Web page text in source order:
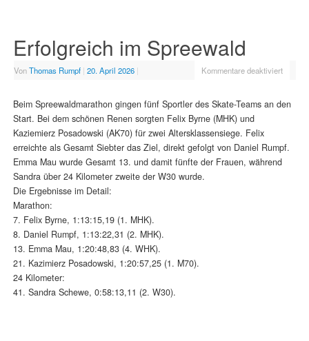
Erfolgreich im Spreewald
VonThomas Rumpf | 20. April 2026 | Kommentare deaktiviert
Beim Spreewaldmarathon gingen fünf Sportler des Skate-Teams an den
Start. Bei dem schönen Renen sorgten Felix Byrne (MHK) und
Kaziemierz Posadowski (AK70) für zwei Altersklassensiege. Felix
erreichte als Gesamt Siebter das Ziel, direkt gefolgt von Daniel Rumpf.
Emma Mau wurde Gesamt 13. und damit fünfte der Frauen, während
Sandra über 24 Kilometer zweite der W30 wurde.
Die Ergebnisse im Detail:
Marathon:
7. Felix Byrne, 1:13:15,19 (1. MHK).
8. Daniel Rumpf, 1:13:22,31 (2. MHK).
13. Emma Mau, 1:20:48,83 (4. WHK).
21. Kazimierz Posadowski, 1:20:57,25 (1. M70).
24 Kilometer:
41. Sandra Schewe, 0:58:13,11 (2. W30).